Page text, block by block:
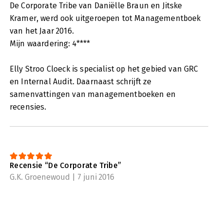
De Corporate Tribe van Daniëlle Braun en Jitske
Kramer, werd ook uitgeroepen tot Managementboek
van het Jaar 2016.
Mijn waardering: 4****
Elly Stroo Cloeck is specialist op het gebied van GRC
en Internal Audit. Daarnaast schrijft ze
samenvattingen van managementboeken en
recensies.
Recensie “De Corporate Tribe”
G.K. Groenewoud | 7 juni 2016